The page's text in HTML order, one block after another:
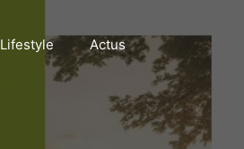
Lifestyle Actus